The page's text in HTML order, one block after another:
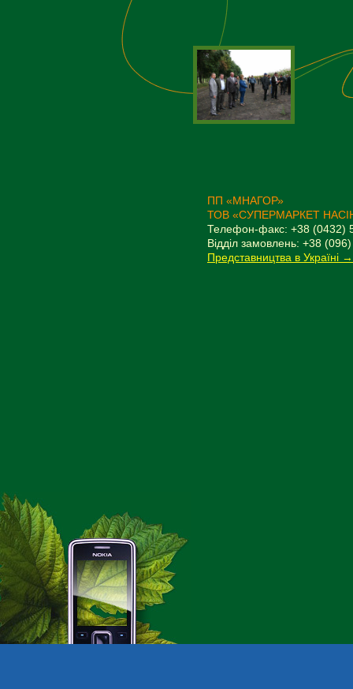
ПП «МНАГОР»
ТОВ «СУПЕРМАРКЕТ
Телефон-факс: +38 (0432)
Відділ замовлень: +38
Представництва в Україні →